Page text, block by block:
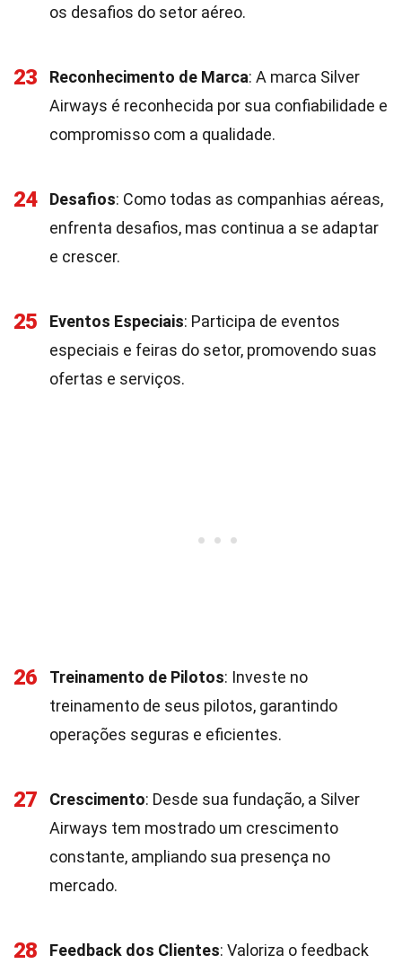
os desafios do setor aéreo.
23 Reconhecimento de Marca: A marca Silver
Airways é reconhecida por sua confiabilidade e
compromisso com a qualidade.
24 Desafios: Como todas as companhias aéreas,
enfrenta desafios, mas continua a se adaptar
e crescer.
25 Eventos Especiais: Participa de eventos
especiais e feiras do setor, promovendo suas
ofertas e serviços.
26 Treinamento de Pilotos: Investe no
treinamento de seus pilotos, garantindo
operações seguras e eficientes.
27 Crescimento: Desde sua fundação, a Silver
Airways tem mostrado um crescimento
constante, ampliando sua presença no
mercado.
28 Feedback dos Clientes: Valoriza o feedback